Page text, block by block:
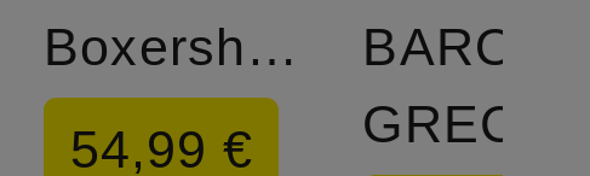
Boxershorts
54,99 €
GRECA